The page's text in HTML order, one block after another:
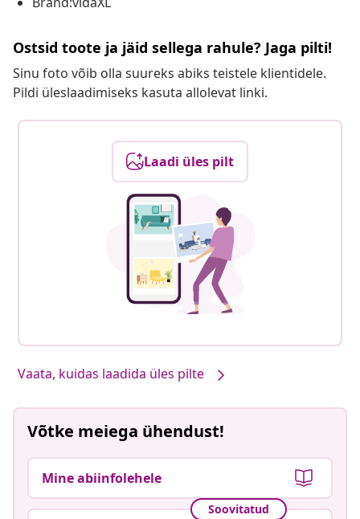
Ostsid toote ja jäid sellega rahule? Jaga pilti!
Sinu foto võib olla suureks abiks teistele klientidele.
Pildi üleslaadimiseks kasuta allolevat linki.
Laadi üles pilt
Vaata, kuidas laadida üles pilte
Võtke meiega ühendust!
Mine abiinfolehele
Soovitatud